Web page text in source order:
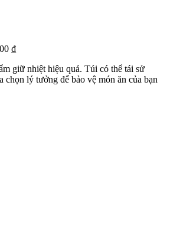
₫
giữ nhiệt hiệu quả. Túi có thể tái sử
lý tưởng để bảo vệ món ăn của bạn